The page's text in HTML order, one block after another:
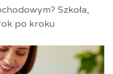
Szkoła,
po kroku